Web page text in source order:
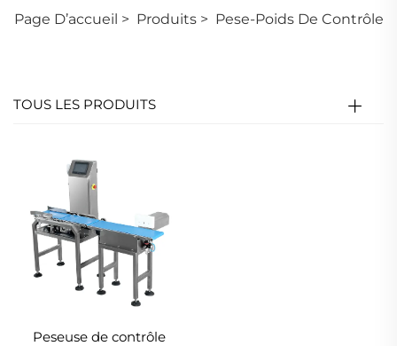
Page D’accueil > Produits> Pese-Poids De Contrôle
TOUS LES PRODUITS
Peseuse de contrôle